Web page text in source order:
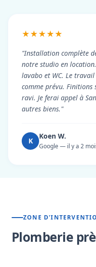
★★★★★
"Installation complète
notre studio en
lavabo et WC. Le
comme prévu. Finitions
ravi. Je ferai appel à
autres biens."
K
Koen W.
Google — il y a 2
ZONE
Plomberie